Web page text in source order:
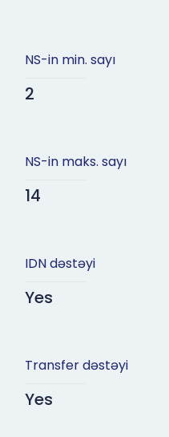
NS-in min. sayı
2
NS-in maks. sayı
14
IDN dəstəyi
Yes
Transfer dəstəyi
Yes